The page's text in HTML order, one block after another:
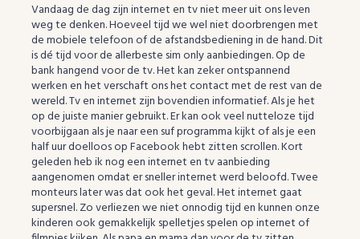
Vandaag de dag zijn internet en tv niet meer uit ons leven
weg te denken. Hoeveel tijd we wel niet doorbrengen met
de mobiele telefoon of de afstandsbediening in de hand. Dit
is dé tijd voor de allerbeste sim only aanbiedingen. Op de
bank hangend voor de tv. Het kan zeker ontspannend
werken en het verschaft ons het contact met de rest van de
wereld. Tv en internet zijn bovendien informatief. Als je het
op de juiste manier gebruikt. Er kan ook veel nutteloze tijd
voorbijgaan als je naar een suf programma kijkt of als je een
half uur doelloos op Facebook hebt zitten scrollen. Kort
geleden heb ik nog een internet en tv aanbieding
aangenomen omdat er sneller internet werd beloofd. Twee
monteurs later was dat ook het geval. Het internet gaat
supersnel. Zo verliezen we niet onnodig tijd en kunnen onze
kinderen ook gemakkelijk spelletjes spelen op internet of